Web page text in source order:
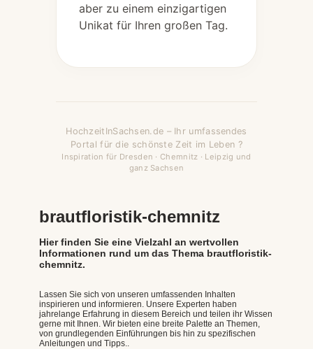
aber zu einem einzigartigen
Unikat für Ihren großen Tag.
HochzeitInSachsen.de – Ihr umfassendes
Portal für die schönste Zeit im Leben ?
Inspiration für Dresden · Chemnitz · Leipzig und
ganz Sachsen
brautfloristik-chemnitz
Hier finden Sie eine Vielzahl an wertvollen
Informationen rund um das Thema brautfloristik-
chemnitz.
Lassen Sie sich von unseren umfassenden Inhalten
inspirieren und informieren. Unsere Experten haben
jahrelange Erfahrung in diesem Bereich und teilen ihr Wissen
gerne mit Ihnen. Wir bieten eine breite Palette an Themen,
von grundlegenden Einführungen bis hin zu spezifischen
Anleitungen und Tipps..